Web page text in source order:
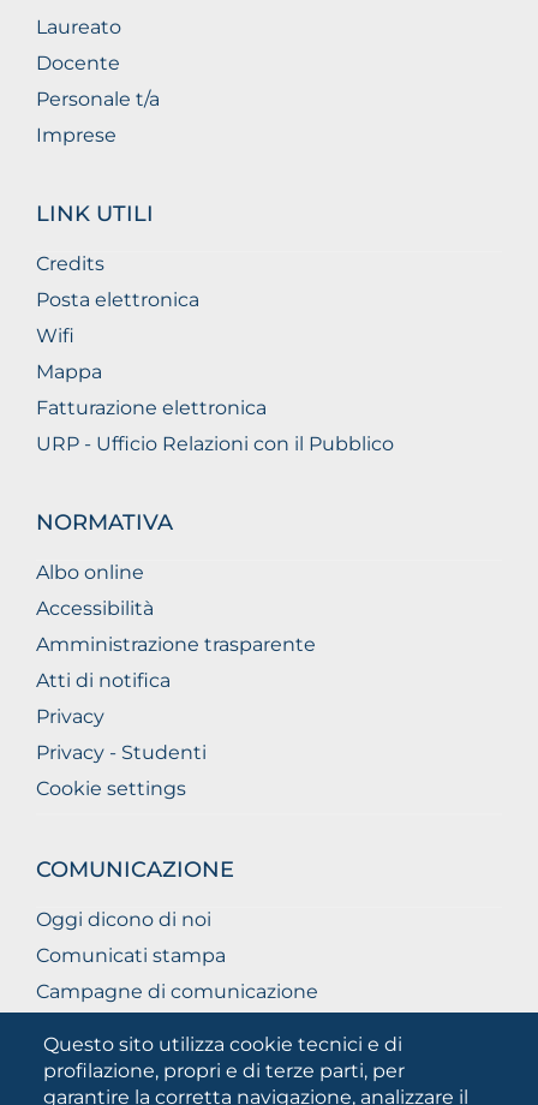
Questo sito utilizza cookie tecnici e di
profilazione, propri e di terze parti, per
garantire la corretta navigazione, analizzare il
Laureato
Docente
Personale t/a
Imprese
LINK UTILI
Credits
Posta elettronica
Wifi
Mappa
Fatturazione elettronica
URP - Ufficio Relazioni con il Pubblico
NORMATIVA
Albo online
Accessibilità
Amministrazione trasparente
Atti di notifica
Privacy
Privacy - Studenti
Cookie settings
COMUNICAZIONE
Oggi dicono di noi
Comunicati stampa
Campagne di comunicazione
Unifg Mag
Manuale di identità visiva